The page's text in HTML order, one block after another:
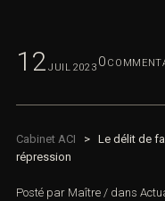
12 JUIL 2023 0
Cabinet ACI > Le délit de
répression
Posté par Maître / dans